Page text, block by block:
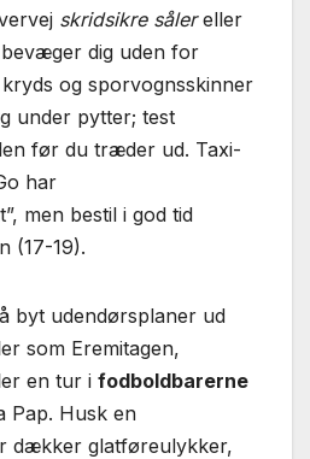
skridsikre sålereller
dig uden for
og sporvognsskinner
under pytter; test
før du træder ud. Taxi-
har
men bestil i god tid
(17-19).
byt udendørsplaner ud
som Eremitagen,
en tur i fodboldbarerne
Pap. Husk en
dækker glatføreulykker,